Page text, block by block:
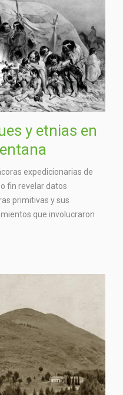
y etnias en
expedicionarias de
fin revelar datos
primitivas y sus
que involucraron